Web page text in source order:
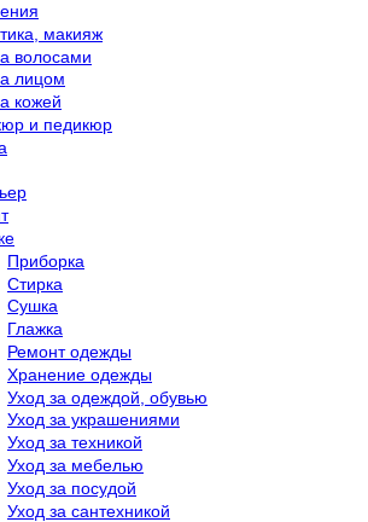
макияж
волосами
лицом
кожей
и педикюр
Приборка
Стирка
Сушка
Глажка
Ремонт одежды
Хранение одежды
Уход за одеждой, обувью
Уход за украшениями
Уход за техникой
Уход за мебелью
Уход за посудой
Уход за сантехникой